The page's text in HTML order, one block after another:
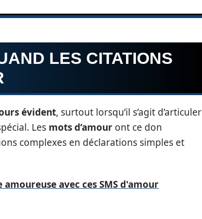
LES CITATIONS
évident, surtout lorsqu’il s’agit d’articuler
Les mots d’amour ont ce don
complexes en déclarations simples et
avec ces SMS d'amour